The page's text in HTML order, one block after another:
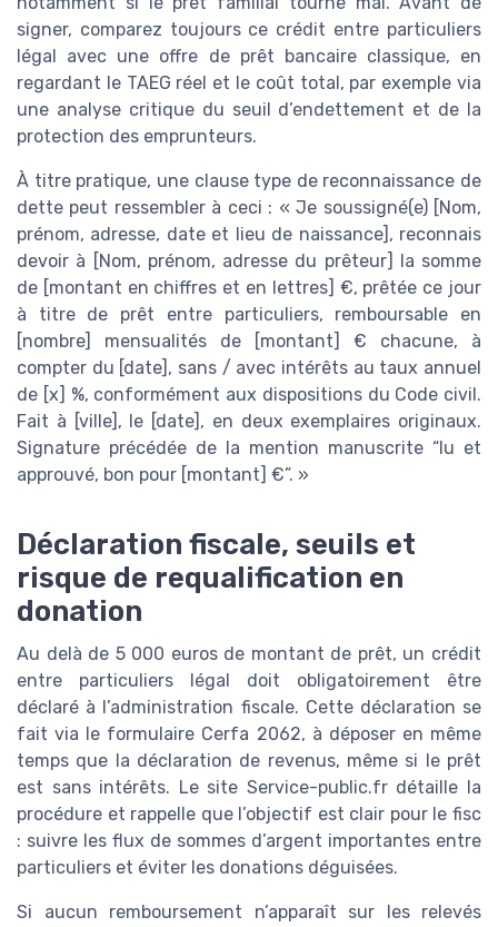
signer, comparez toujours ce crédit entre particuliers
légal avec une offre de prêt bancaire classique, en
regardant le TAEG réel et le coût total, par exemple via
une analyse critique du seuil d’endettement et de la
protection des emprunteurs.
À titre pratique, une clause type de reconnaissance de
dette peut ressembler à ceci : « Je soussigné(e) [Nom,
prénom, adresse, date et lieu de naissance], reconnais
devoir à [Nom, prénom, adresse du prêteur] la somme
de [montant en chiffres et en lettres] €, prêtée ce jour
à titre de prêt entre particuliers, remboursable en
[nombre] mensualités de [montant] € chacune, à
compter du [date], sans / avec intérêts au taux annuel
de [x] %, conformément aux dispositions du Code civil.
Fait à [ville], le [date], en deux exemplaires originaux.
Signature précédée de la mention manuscrite “lu et
approuvé, bon pour [montant] €”. »
Déclaration fiscale, seuils et
risque de requalification en
donation
Au delà de 5 000 euros de montant de prêt, un crédit
entre particuliers légal doit obligatoirement être
déclaré à l’administration fiscale. Cette déclaration se
fait via le formulaire Cerfa 2062, à déposer en même
temps que la déclaration de revenus, même si le prêt
est sans intérêts. Le site Service-public.fr détaille la
procédure et rappelle que l’objectif est clair pour le fisc
: suivre les flux de sommes d’argent importantes entre
particuliers et éviter les donations déguisées.
Si aucun remboursement n’apparaît sur les relevés